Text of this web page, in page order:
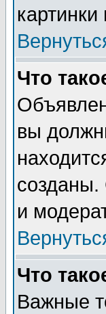
Что
вы
созданы.
и
Что
Важные